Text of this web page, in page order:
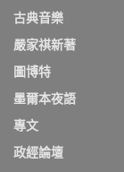
古典音樂
嚴家祺新著
圖博特
墨爾本夜語
專文
政經論壇